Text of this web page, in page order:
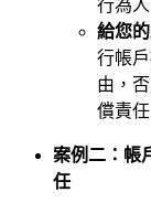
行為
給您
行帳
由，
償責任
案例二：帳
任